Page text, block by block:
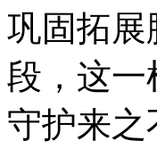
巩固拓展
段，这一
守护来